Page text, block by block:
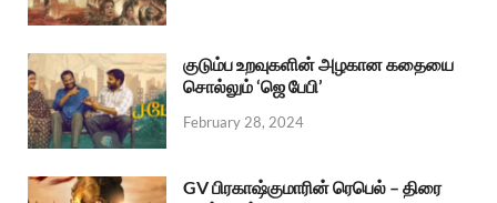
குடும்ப உறவுகளின் அழகான கதையை
சொல்லும் ‘ஜெ பேபி’
February 28, 2024
GV பிரகாஷ்குமாரின் ரெபெல் – திரை